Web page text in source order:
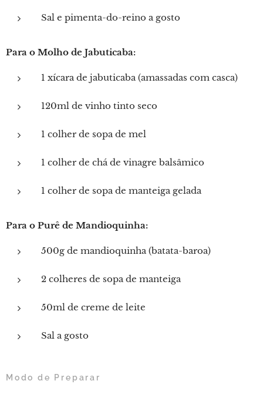
Sal e pimenta-do-reino a gosto
Para o Molho de Jabuticaba:
1 xícara de jabuticaba (amassadas com casca)
120ml de vinho tinto seco
1 colher de sopa de mel
1 colher de chá de vinagre balsâmico
1 colher de sopa de manteiga gelada
Para o Purê de Mandioquinha:
500g de mandioquinha (batata-baroa)
2 colheres de sopa de manteiga
50ml de creme de leite
Sal a gosto
Modo de Preparar